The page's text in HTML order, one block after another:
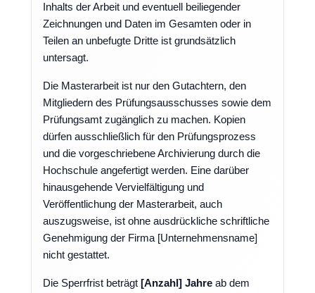
Inhalts der Arbeit und eventuell beiliegender
Zeichnungen und Daten im Gesamten oder in
Teilen an unbefugte Dritte ist grundsätzlich
untersagt.
Die Masterarbeit ist nur den Gutachtern, den
Mitgliedern des Prüfungsausschusses sowie dem
Prüfungsamt zugänglich zu machen. Kopien
dürfen ausschließlich für den Prüfungsprozess
und die vorgeschriebene Archivierung durch die
Hochschule angefertigt werden. Eine darüber
hinausgehende Vervielfältigung und
Veröffentlichung der Masterarbeit, auch
auszugsweise, ist ohne ausdrückliche schriftliche
Genehmigung der Firma [Unternehmensname]
nicht gestattet.
Die Sperrfrist beträgt [Anzahl] Jahre ab dem